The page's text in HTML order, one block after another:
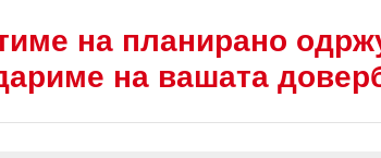
на планирано
на вашата